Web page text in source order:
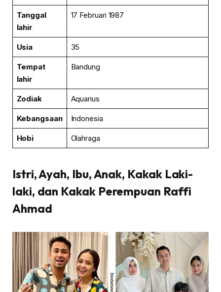
Tanggal
lahir
17 Februari 1987
Usia 35
Tempat
lahir
Bandung
Zodiak Aquarius
Kebangsaan Indonesia
Hobi Olahraga
Istri, Ayah, Ibu, Anak, Kakak Laki-
laki, dan Kakak Perempuan Raffi
Ahmad